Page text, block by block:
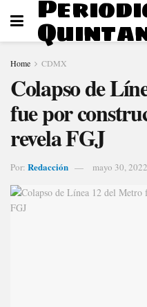
Home CDMX
Colapso de
fue por
revela FGJ
Por: Redacción mayo 30, 2022